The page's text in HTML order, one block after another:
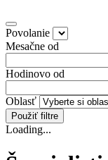
Povolanie
Mesačne od
Hodinovo od
Oblasť
Použiť filtre
Loading...